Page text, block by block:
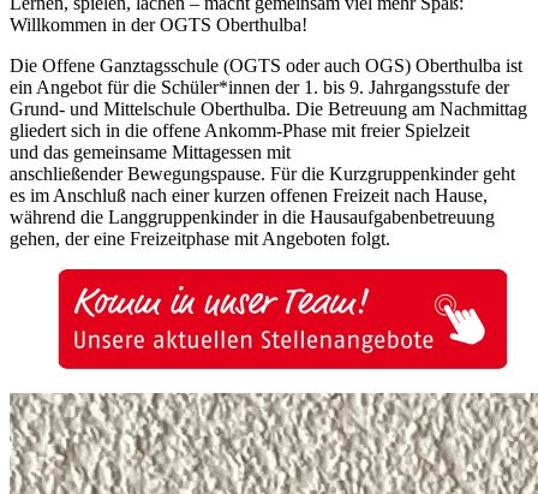
Willkommen in der OGTS Oberthulba!
Die Offene Ganztagsschule (OGTS oder auch OGS) Oberthulba ist
ein Angebot für die Schüler*innen der 1. bis 9. Jahrgangsstufe der
Grund- und Mittelschule Oberthulba. Die Betreuung am Nachmittag
gliedert sich in die offene Ankomm-Phase mit freier Spielzeit
und das gemeinsame Mittagessen mit
anschließender Bewegungspause. Für die Kurzgruppenkinder geht
es im Anschluß nach einer kurzen offenen Freizeit nach Hause,
während die Langgruppenkinder in die Hausaufgabenbetreuung
gehen, der eine Freizeitphase mit Angeboten folgt.